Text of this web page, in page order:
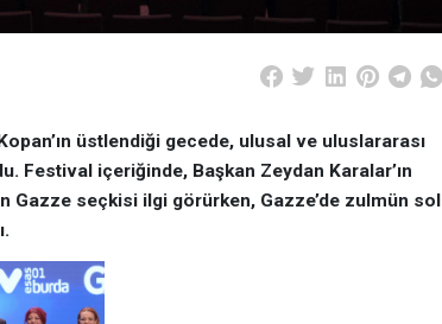
üstlendiği gecede, ulusal ve uluslararası
Festival içeriğinde, Başkan Zeydan Karalar’ın
Gazze seçkisi ilgi görürken, Gazze’de zulmün sol